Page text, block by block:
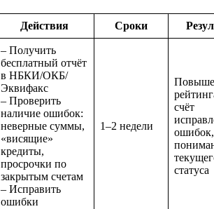
Действия Сроки
– Получить
бесплатный отчёт
в НБКИ/ОКБ/
Эквифакс
– Проверить
наличие ошибок:
неверные суммы,
«висящие»
кредиты,
просрочки по
закрытым счетам
– Исправить
ошибки
1–2 недели
счёт
ошибок,
статуса